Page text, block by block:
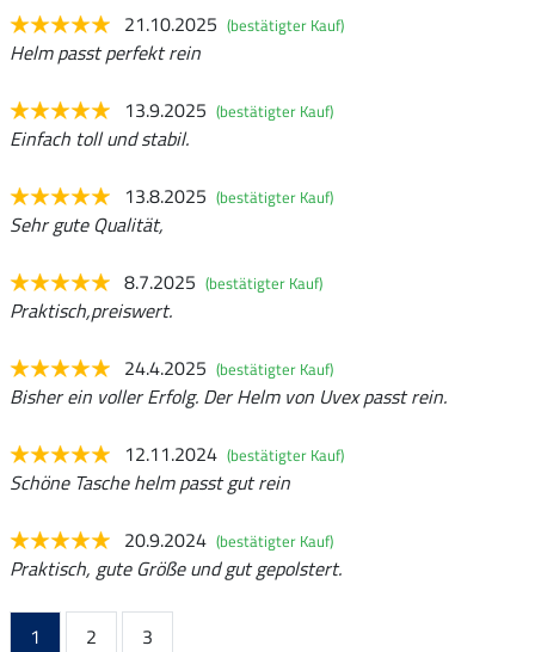
21.10.2025 (bestätigter Kauf)
Helm passt perfekt rein
13.9.2025 (bestätigter Kauf)
Einfach toll und stabil.
13.8.2025 (bestätigter Kauf)
Sehr gute Qualität,
8.7.2025 (bestätigter Kauf)
Praktisch,preiswert.
24.4.2025 (bestätigter Kauf)
Bisher ein voller Erfolg. Der Helm von Uvex passt rein.
12.11.2024 (bestätigter Kauf)
Schöne Tasche helm passt gut rein
20.9.2024 (bestätigter Kauf)
Praktisch, gute Größe und gut gepolstert.
1 2
3